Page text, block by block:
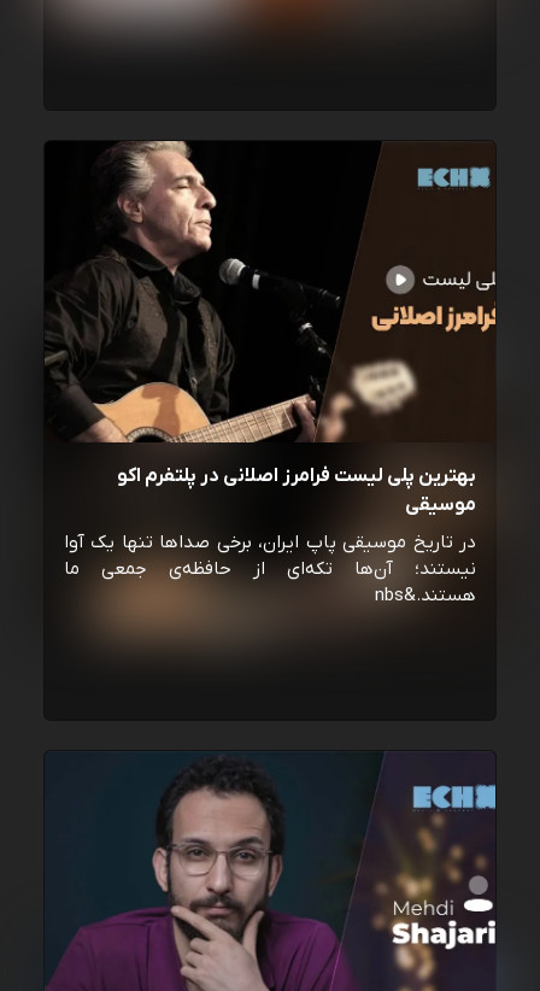
بهترین پلی لیست فرامرز اصلانی در پلتفرم اکو
موسیقی
در تاریخ موسیقی پاپ ایران، برخی صداها تنها یک آوا
نیستند؛ آن‌ها تکه‌ای از حافظه‌ی جمعی ما
هستند.&nbs